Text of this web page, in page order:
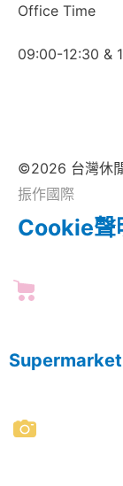
Office Time
09:00-12:30 &
©2026 台灣休
振作國際
Cookie聲
Supermarket